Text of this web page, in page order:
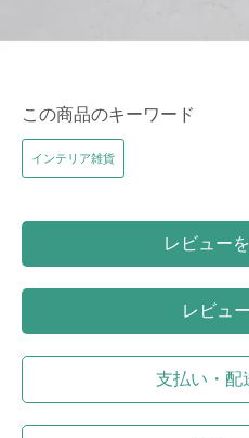
この商品のキーワード
インテリア雑貨
レビュー
レビュ
支払い・配